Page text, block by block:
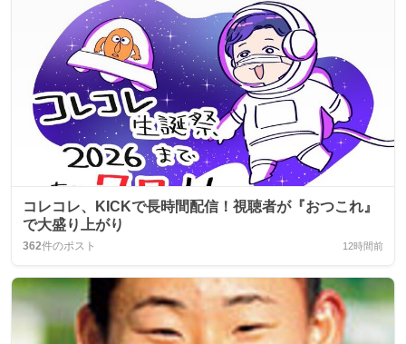
コレコレ、KICKで長時間配信！視聴者が『おつこれ』
で大盛り上がり
362件のポスト 12時間前